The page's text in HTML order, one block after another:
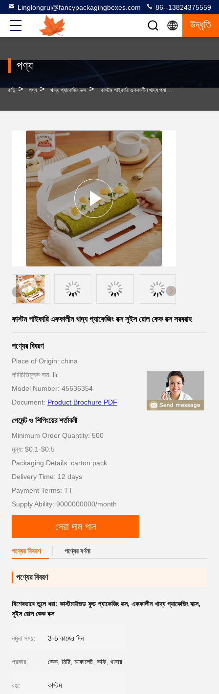
Linglongrui@fancypackagingboxes.com 86--13824375559
উদ্ধৃতি
পণ্য
বাড়ি > পণ্য > খাদ্য প্যাকেজিং বক্স > কাস্টম পাইকারি এককালীন খাদ্য প্যাকেজিং বক্স সুইস রোল কেক বক্স সরবরাহ
কাস্টম পাইকারি এককালীন খাদ্য প্যাকেজিং বক্স সুইস রোল কেক বক্স সরবরাহ
পণ্যের বিবরণ
Place of Origin: china
পরিচিতিমুলক নাম: llr
Model Number: 45636354
Document: Product Brochure PDF
পেমেন্ট ও শিপিংয়ের শর্তাবলী
Minimum Order Quantity: 500
মূল্য: $0.1-$0.5
Packaging Details: carton pack
Delivery Time: 12 days
Payment Terms: TT
Supply Ability: 9000000000/month
সেরা দাম পান
পণ্যের বিবরণ পণ্যের বর্ণনা
পণ্যের বিবরণ
বিশেষভাবে তুলে ধরা: কাস্টমাইজড ফুড প্যাকেজিং বক্স, এককালীন খাদ্য প্যাকেজিং বাক্স,
সুইস রোল কেক বক্স
নমুনা সময়: 3-5 কাজের দিন
প্রকার: কেক, মিষ্টি, চকোলেট, কফি, খাবার
রঙ: কাস্টম